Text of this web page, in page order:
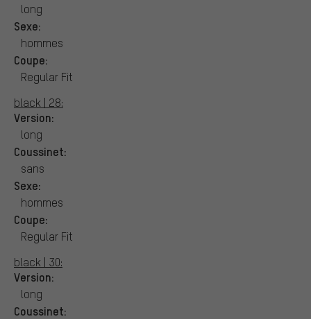
long
Sexe:
hommes
Coupe:
Regular Fit
black | 28:
Version:
long
Coussinet:
sans
Sexe:
hommes
Coupe:
Regular Fit
black | 30:
Version:
long
Coussinet: